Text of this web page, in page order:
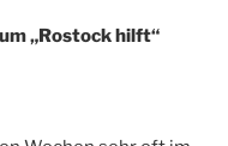
„Rostock hilft“